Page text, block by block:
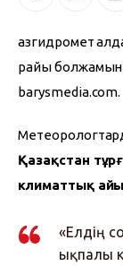
Қазгидромет
райы
barysmedia.com.
Қазақстан
климаттық
«Елдің
ықпалы